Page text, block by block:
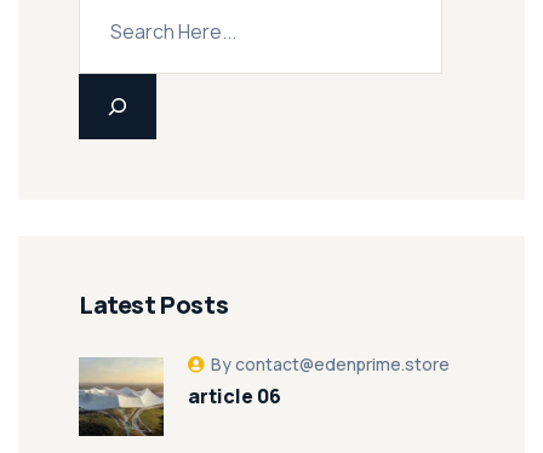
Latest Posts
article 06
By contact@edenprime.store